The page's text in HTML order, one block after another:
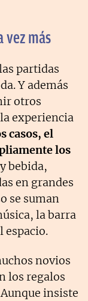
vez más
partidas
Y además
otros
experiencia
casos, el
los
bebida,
en grandes
se suman
la barra
espacio.
novios
los regalos
insiste